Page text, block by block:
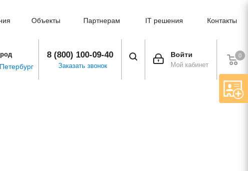
Объекты Партнерам IT решения Контакты
0
Войти
Мой кабинет
8 (800) 100-09-40
Заказать звонок